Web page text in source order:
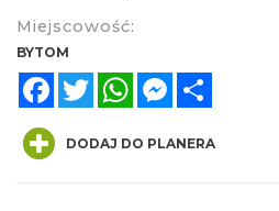
Miejscowość:
BYTOM
FacebookTwitterWhatsAppMessenger
DODAJ DO PLANERA